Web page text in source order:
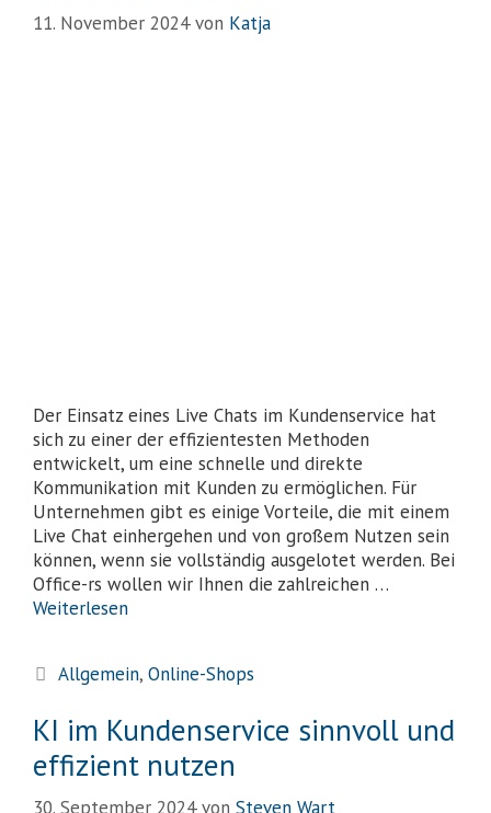
11. November 2024 von Katja
Der Einsatz eines Live Chats im Kundenservice hat
sich zu einer der effizientesten Methoden
entwickelt, um eine schnelle und direkte
Kommunikation mit Kunden zu ermöglichen. Für
Unternehmen gibt es einige Vorteile, die mit einem
Live Chat einhergehen und von großem Nutzen sein
können, wenn sie vollständig ausgelotet werden. Bei
Office-rs wollen wir Ihnen die zahlreichen …
Weiterlesen
Allgemein,Online-Shops
KI im Kundenservice sinnvoll und
effizient nutzen
30. September 2024 von Steven Wart